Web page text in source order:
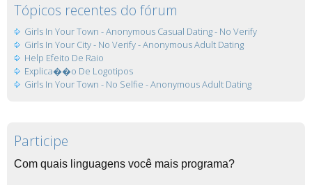
Tópicos recentes do fórum
Girls In Your Town - Anonymous Casual Dating - No Verify
Girls In Your City - No Verify - Anonymous Adult Dating
Help Efeito De Raio
Explica��o De Logotipos
Girls In Your Town - No Selfie - Anonymous Adult Dating
Participe
Com quais linguagens você mais programa?